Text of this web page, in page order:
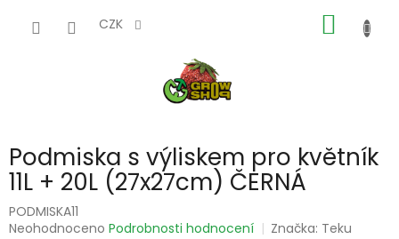
CZK
KOŠÍK
Podmiska s výliskem pro květník
11L + 20L (27x27cm) ČERNÁ
PODMISKA11
Průměrné
Neohodnoceno Podrobnosti hodnocení Značka: Teku